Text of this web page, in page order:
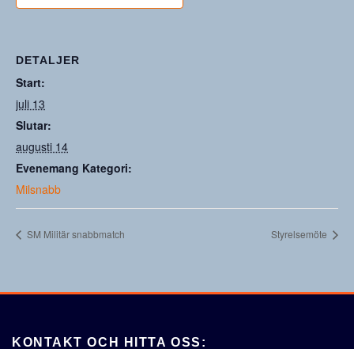
DETALJER
Start:
juli 13
Slutar:
augusti 14
Evenemang Kategori:
Milsnabb
SM Militär snabbmatch Styrelsemöte
KONTAKT OCH HITTA OSS: